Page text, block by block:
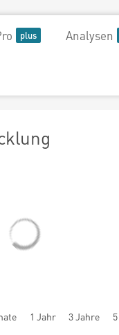
Analysen
1 Jahr 3 Jahre